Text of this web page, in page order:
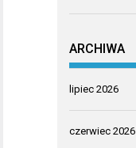
ARCHIWA
lipiec 2026
czerwiec 2026